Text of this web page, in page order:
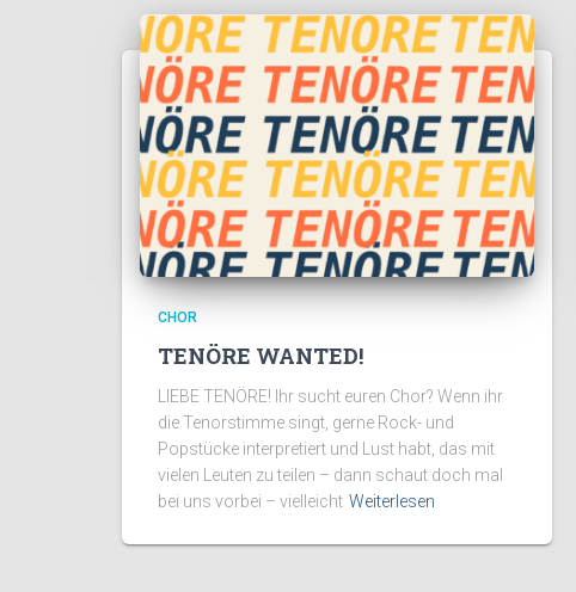
CHOR
TENÖRE WANTED!
LIEBE TENÖRE! Ihr sucht euren Chor? Wenn ihr
die Tenorstimme singt, gerne Rock- und
Popstücke interpretiert und Lust habt, das mit
vielen Leuten zu teilen – dann schaut doch mal
bei uns vorbei – vielleicht Weiterlesen